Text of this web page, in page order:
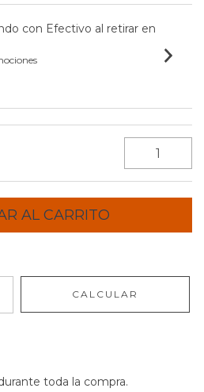
con Efectivo al retirar en
CALCULAR
toda la compra.